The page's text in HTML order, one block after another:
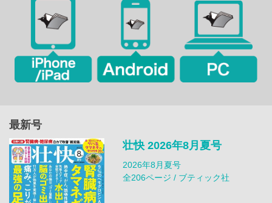
最新号
壮快 2026年8月夏号
2026年8月夏号
全206ページ / ブティック社